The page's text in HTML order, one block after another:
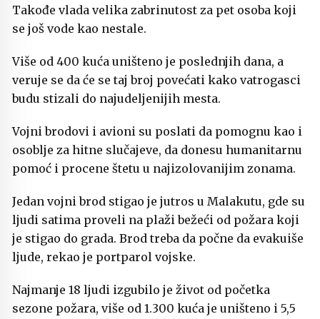
Takođe vlada velika zabrinutost za pet osoba koji
se još vode kao nestale.
Više od 400 kuća uništeno je poslednjih dana, a
veruje se da će se taj broj povećati kako vatrogasci
budu stizali do najudeljenijih mesta.
Vojni brodovi i avioni su poslati da pomognu kao i
osoblje za hitne slučajeve, da donesu humanitarnu
pomoć i procene štetu u najizolovanijim zonama.
Jedan vojni brod stigao je jutros u Malakutu, gde su
ljudi satima proveli na plaži bežeći od požara koji
je stigao do grada. Brod treba da počne da evakuiše
ljude, rekao je portparol vojske.
Najmanje 18 ljudi izgubilo je život od početka
sezone požara, više od 1.300 kuća je uništeno i 5,5